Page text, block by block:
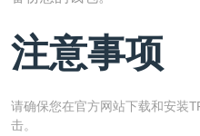
注意事项
请确保您在官方网站下载和安装
击。